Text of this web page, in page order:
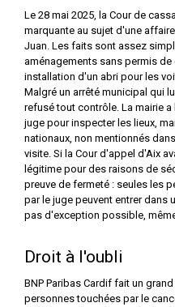
Le 28 mai 2025, la Cour de
marquante au sujet d'une
Juan. Les faits sont assez
aménagements sans permis
installation d'un abri pour les
Malgré un arrêté municipal qui
refusé tout contrôle. La mairie
juge pour inspecter les lieux,
nationaux, non mentionnés
visite. Si la Cour d'appel d'Aix
légitime pour des raisons de
preuve de fermeté : seules les
par le juge peuvent entrer dans
pas d'exception possible,
Droit à l'oubli
BNP Paribas Cardif fait un
personnes touchées par le